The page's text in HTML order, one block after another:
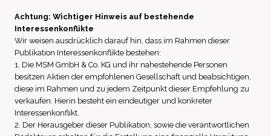
Achtung: Wichtiger Hinweis auf bestehende
Interessenkonflikte
Wir weisen ausdrücklich darauf hin, dass im Rahmen dieser
Publikation Interessenkonflikte bestehen:
1. Die MSM GmbH & Co. KG und ihr nahestehende Personen
besitzen Aktien der empfohlenen Gesellschaft und beabsichtigen,
diese im Rahmen und zu jedem Zeitpunkt dieser Empfehlung zu
verkaufen. Hierin besteht ein eindeutiger und konkreter
Interessenkonflikt.
2. Der Herausgeber dieser Publikation, sowie die verantwortlichen